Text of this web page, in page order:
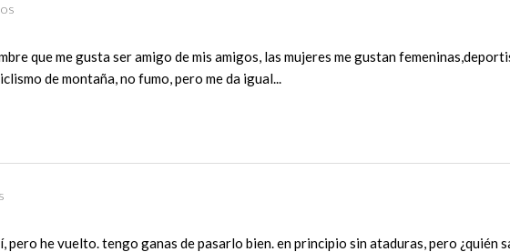
que me gusta ser amigo de mis amigos, las mujeres me gustan
de montaña, no fumo, pero me da igual...
pero he vuelto. tengo ganas de pasarlo bien. en principio sin ataduras, pero ¿quién